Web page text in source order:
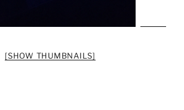
[SHOW THUMBNAILS]